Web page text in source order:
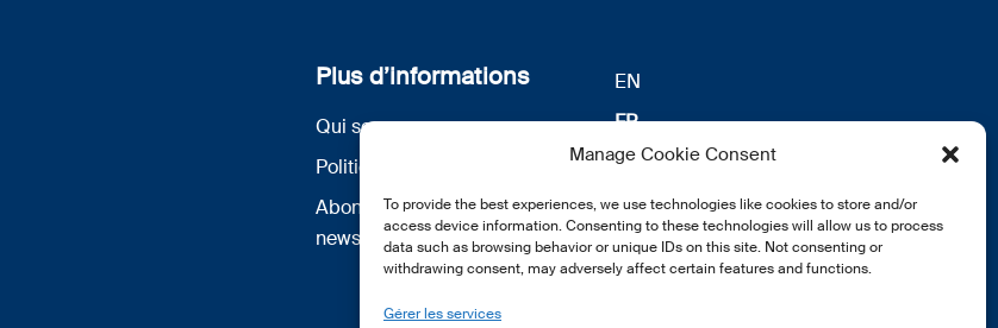
Manage Cookie Consent
To provide the best experiences, we use technologies like cookies to store and/or
access device information. Consenting to these technologies will allow us to process
data such as browsing behavior or unique IDs on this site. Not consenting or
withdrawing consent, may adversely affect certain features and functions.
Gérer les services
Plus d’informations
Qui sommes nous
Politique de confidentialité
Abonnez-vous à notre
newsletter
EN
FR
DE